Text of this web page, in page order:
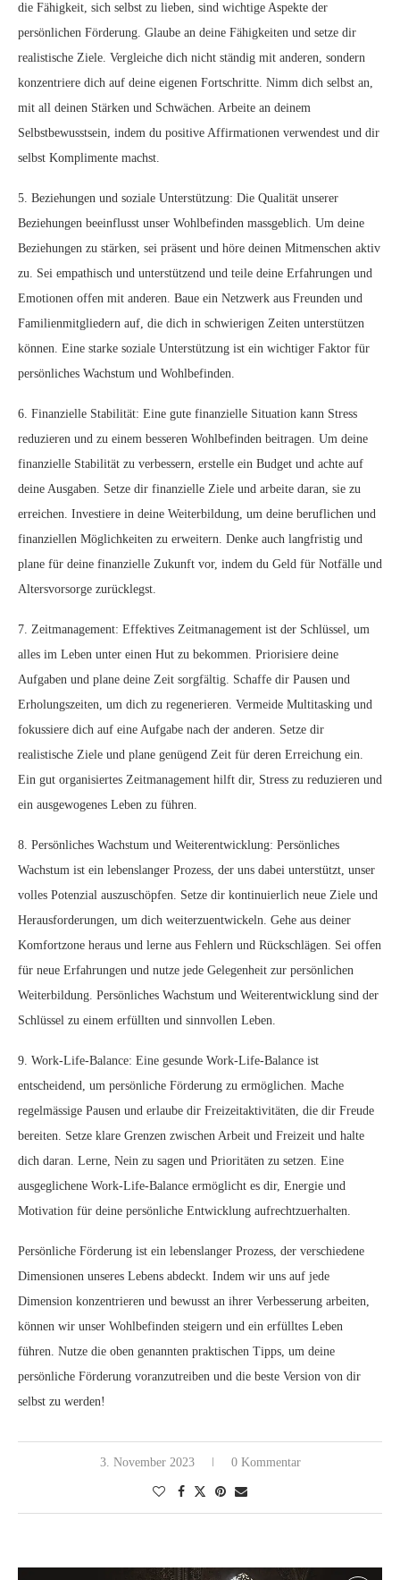
die Fähigkeit, sich selbst zu lieben, sind wichtige Aspekte der
persönlichen Förderung. Glaube an deine Fähigkeiten und setze dir
realistische Ziele. Vergleiche dich nicht ständig mit anderen, sondern
konzentriere dich auf deine eigenen Fortschritte. Nimm dich selbst an,
mit all deinen Stärken und Schwächen. Arbeite an deinem
Selbstbewusstsein, indem du positive Affirmationen verwendest und dir
selbst Komplimente machst.
5. Beziehungen und soziale Unterstützung: Die Qualität unserer
Beziehungen beeinflusst unser Wohlbefinden massgeblich. Um deine
Beziehungen zu stärken, sei präsent und höre deinen Mitmenschen aktiv
zu. Sei empathisch und unterstützend und teile deine Erfahrungen und
Emotionen offen mit anderen. Baue ein Netzwerk aus Freunden und
Familienmitgliedern auf, die dich in schwierigen Zeiten unterstützen
können. Eine starke soziale Unterstützung ist ein wichtiger Faktor für
persönliches Wachstum und Wohlbefinden.
6. Finanzielle Stabilität: Eine gute finanzielle Situation kann Stress
reduzieren und zu einem besseren Wohlbefinden beitragen. Um deine
finanzielle Stabilität zu verbessern, erstelle ein Budget und achte auf
deine Ausgaben. Setze dir finanzielle Ziele und arbeite daran, sie zu
erreichen. Investiere in deine Weiterbildung, um deine beruflichen und
finanziellen Möglichkeiten zu erweitern. Denke auch langfristig und
plane für deine finanzielle Zukunft vor, indem du Geld für Notfälle und
Altersvorsorge zurücklegst.
7. Zeitmanagement: Effektives Zeitmanagement ist der Schlüssel, um
alles im Leben unter einen Hut zu bekommen. Priorisiere deine
Aufgaben und plane deine Zeit sorgfältig. Schaffe dir Pausen und
Erholungszeiten, um dich zu regenerieren. Vermeide Multitasking und
fokussiere dich auf eine Aufgabe nach der anderen. Setze dir
realistische Ziele und plane genügend Zeit für deren Erreichung ein.
Ein gut organisiertes Zeitmanagement hilft dir, Stress zu reduzieren und
ein ausgewogenes Leben zu führen.
8. Persönliches Wachstum und Weiterentwicklung: Persönliches
Wachstum ist ein lebenslanger Prozess, der uns dabei unterstützt, unser
volles Potenzial auszuschöpfen. Setze dir kontinuierlich neue Ziele und
Herausforderungen, um dich weiterzuentwickeln. Gehe aus deiner
Komfortzone heraus und lerne aus Fehlern und Rückschlägen. Sei offen
für neue Erfahrungen und nutze jede Gelegenheit zur persönlichen
Weiterbildung. Persönliches Wachstum und Weiterentwicklung sind der
Schlüssel zu einem erfüllten und sinnvollen Leben.
9. Work-Life-Balance: Eine gesunde Work-Life-Balance ist
entscheidend, um persönliche Förderung zu ermöglichen. Mache
regelmässige Pausen und erlaube dir Freizeitaktivitäten, die dir Freude
bereiten. Setze klare Grenzen zwischen Arbeit und Freizeit und halte
dich daran. Lerne, Nein zu sagen und Prioritäten zu setzen. Eine
ausgeglichene Work-Life-Balance ermöglicht es dir, Energie und
Motivation für deine persönliche Entwicklung aufrechtzuerhalten.
Persönliche Förderung ist ein lebenslanger Prozess, der verschiedene
Dimensionen unseres Lebens abdeckt. Indem wir uns auf jede
Dimension konzentrieren und bewusst an ihrer Verbesserung arbeiten,
können wir unser Wohlbefinden steigern und ein erfülltes Leben
führen. Nutze die oben genannten praktischen Tipps, um deine
persönliche Förderung voranzutreiben und die beste Version von dir
selbst zu werden!
3. November 2023 0 Kommentar